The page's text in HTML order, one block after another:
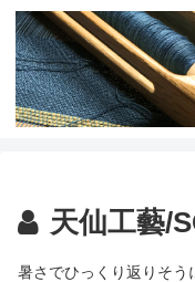
天仙工藝/
暑さでひっくり返りそう